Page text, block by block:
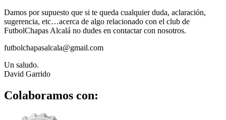
Damos por supuesto que si te queda cualquier duda, aclaración,
sugerencia, etc…acerca de algo relacionado con el club de
FutbolChapas Alcalá no dudes en contactar con nosotros.
futbolchapasalcala@gmail.com
Un saludo.
David Garrido
Colaboramos con: